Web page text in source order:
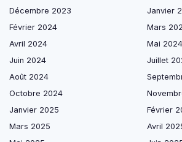
Décembre 2023
Janvier
Février 2024
Mars
Avril 2024
Mai 2024
Juin 2024
Juillet
Août 2024
Octobre 2024
Janvier 2025
Février
Mars 2025
Avril